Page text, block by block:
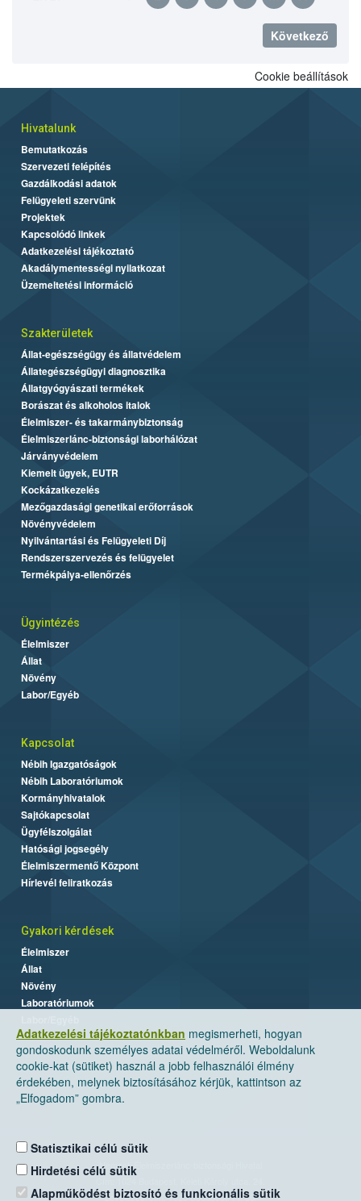
Következő
Adatkezelési tájékoztatónkban megismerheti, hogyan
gondoskodunk személyes adatai védelméről. Weboldalunk
cookie-kat (sütiket) használ a jobb felhasználói élmény
érdekében, melynek biztosításához kérjük, kattintson az
„Elfogadom” gombra.
Statisztikai célú sütik
Hirdetési célú sütik
Alapműködést biztosító és funkcionális sütik
Cookie beállítások
Hivatalunk
Bemutatkozás
Szervezeti felépítés
Gazdálkodási adatok
Felügyeleti szervünk
Projektek
Kapcsolódó linkek
Adatkezelési tájékoztató
Akadálymentességi nyilatkozat
Üzemeltetési információ
Szakterületek
Állat-egészségügy és állatvédelem
Állategészségügyi diagnosztika
Állatgyógyászati termékek
Borászat és alkoholos italok
Élelmiszer- és takarmánybiztonság
Élelmiszerlánc-biztonsági laborhálózat
Járványvédelem
Kiemelt ügyek, EUTR
Kockázatkezelés
Mezőgazdasági genetikai erőforrások
Növényvédelem
Nyilvántartási és Felügyeleti Díj
Rendszerszervezés és felügyelet
Termékpálya-ellenőrzés
Ügyintézés
Élelmiszer
Állat
Növény
Labor/Egyéb
Kapcsolat
Nébih Igazgatóságok
Nébih Laboratóriumok
Kormányhivatalok
Sajtókapcsolat
Ügyfélszolgálat
Hatósági jogsegély
Élelmiszermentő Központ
Hírlevél feliratkozás
Gyakori kérdések
Élelmiszer
Állat
Növény
Laboratóriumok
Nemzeti Élelmiszerlánc-biztonsági Hivatal
Levelezési cím: 1525 Budapest. Pf. 30.